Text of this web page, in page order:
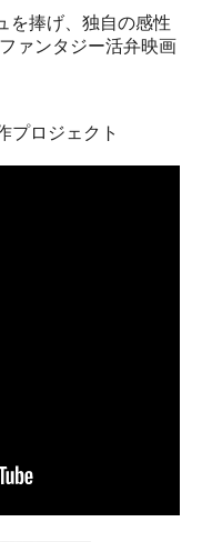
を捧げ、独自の感性
ァンタジー活弁映画
プロジェクト